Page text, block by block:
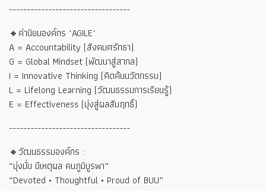
----------------------------------
🔸ค่านิยมองค์กร "AGILE"
A = Accountability (สังคมศรัทธา)
G = Global Mindset (พัฒนาสู่สากล)
I = Innovative Thinking (คิดค้นนวัตกรรม)
L = Lifelong Learning (วัฒนธรรมการเรียนรู้)
E = Effectiveness (มุ่งสู่ผลสัมฤทธิ์)
----------------------------------
🔸วัฒนธรรมองค์กร :
“มุ่งมั่น มีเหตุผล คนภูมิบูรพา”
“Devoted • Thoughtful • Proud of BUU”